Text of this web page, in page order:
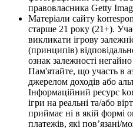
правовласника Getty
Матеріали сайту
старше 21 року (21+).
викликати ігрову
(принципів)
ознак залежності негайно
Пам'ятайте, що участь в
джерелом доходів або
Інформаційний ресурс
ігри на реальні та/або
приймає ні в якій формі
платежів, які пов’язані/